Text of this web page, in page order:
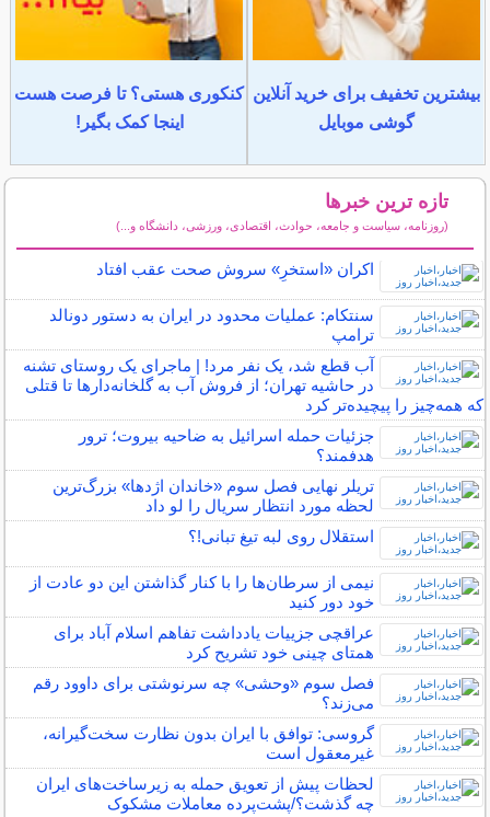
بیشترین تخفیف برای خرید آنلاین
گوشی موبایل
کنکوری هستی؟ تا فرصت هست
اینجا کمک بگیر!
تازه ترین خبرها
(روزنامه، سیاست و جامعه، حوادث، اقتصادی، ورزشی، دانشگاه و...)
اکران «استخرِ» سروش صحت عقب افتاد
سنتکام: عملیات محدود در ایران به دستور دونالد
ترامپ
آب قطع شد، یک نفر مرد! | ماجرای یک روستای تشنه
در حاشیه تهران؛ از فروش آب به گلخانه‌دار‌ها تا قتلی
که همه‌چیز را پیچیده‌تر کرد
جزئیات حمله اسرائیل به ضاحیه بیروت؛ ترور
هدفمند؟
تریلر نهایی فصل سوم «خاندان اژدها» بزرگ‌ترین
لحظه مورد انتظار سریال را لو داد
استقلال روی لبه تیغ تبانی!؟
نیمی از سرطان‌ها را با کنار گذاشتن این دو عادت از
خود دور کنید
عراقچی جزییات یادداشت تفاهم اسلام آباد برای
همتای چینی خود تشریح کرد
فصل سوم «وحشی» چه سرنوشتی برای داوود رقم
می‌زند؟
گروسی: توافق با ایران بدون نظارت سخت‌گیرانه،
غیرمعقول است
لحظات پیش از تعویق حمله به زیرساخت‌های ایران
چه گذشت؟/پشت‌پرده معاملات مشکوک